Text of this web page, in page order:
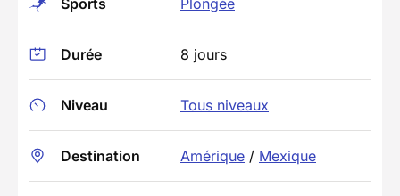
Sports Plongée
Durée 8 jours
Niveau Tous niveaux
Destination Amérique / Mexique